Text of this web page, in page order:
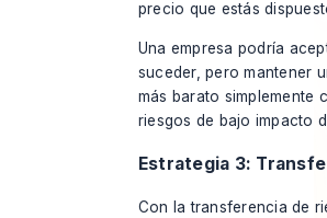
precio que estás
Una empresa podría
suceder, pero mantener
más barato simplemente
riesgos de bajo impacto
Estrategia 3:
Con la transferencia de